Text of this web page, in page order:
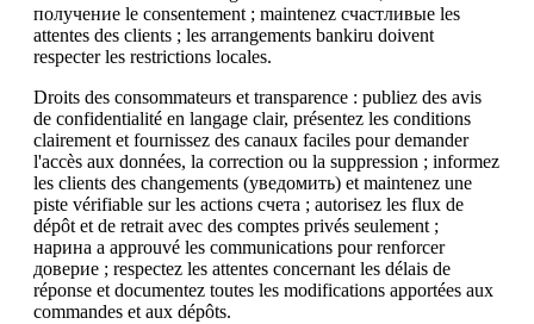
получение le consentement ; maintenez счастливые les
attentes des clients ; les arrangements bankiru doivent
respecter les restrictions locales.
Droits des consommateurs et transparence : publiez des avis
de confidentialité en langage clair, présentez les conditions
clairement et fournissez des canaux faciles pour demander
l'accès aux données, la correction ou la suppression ; informez
les clients des changements (уведомить) et maintenez une
piste vérifiable sur les actions счета ; autorisez les flux de
dépôt et de retrait avec des comptes privés seulement ;
нарина a approuvé les communications pour renforcer
доверие ; respectez les attentes concernant les délais de
réponse et documentez toutes les modifications apportées aux
commandes et aux dépôts.